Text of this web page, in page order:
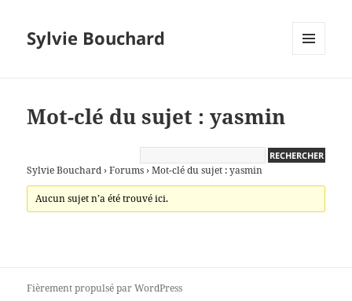
Sylvie Bouchard
Mot-clé du sujet : yasmin
Sylvie Bouchard › Forums › Mot-clé du sujet : yasmin
Aucun sujet n’a été trouvé ici.
Fièrement propulsé par WordPress